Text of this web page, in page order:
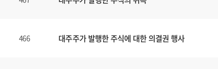
466 대주주가 발행한 주식에 대한 의결권 행사